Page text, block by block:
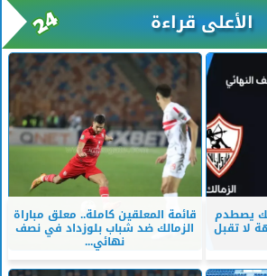
الأعلى قراءة
يصطدم
لا تقبل
قائمة المعلقين كاملة.. معلق مباراة
الزمالك ضد شباب بلوزداد في نصف
نهائي...